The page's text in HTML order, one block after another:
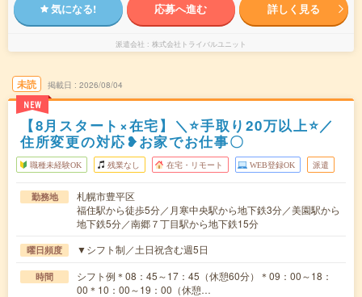
気になる! 応募へ進む 詳しく見る
派遣会社 株式会社トライバルユニット
未読
NEW
掲載日 2026/08/04
【8月スタート×在宅】＼⭐手取り20万以上⭐／
住所変更の対応❥お家でお仕事〇
職種未経験OK 残業なし 在宅・リモート WEB登録OK 派遣
勤務地
札幌市豊平区
福住駅から徒歩5分／月寒中央駅から地下鉄3分／美園駅から
地下鉄5分／南郷７丁目駅から地下鉄15分
曜日頻度 ▼シフト制／土日祝含む週5日
時間
シフト例＊08：45～17：45（休憩60分）＊09：00～18：
00＊10：00～19：00（休憩…